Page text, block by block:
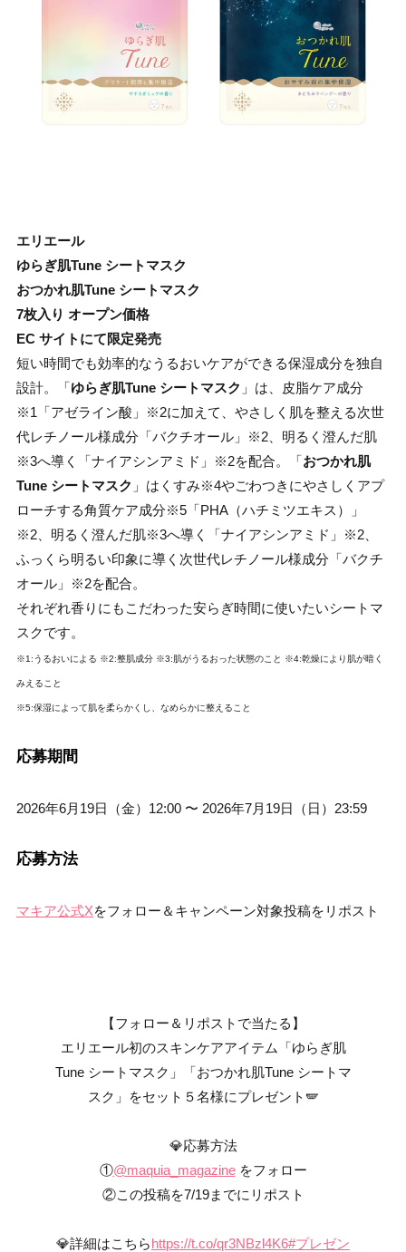
エリエール
ゆらぎ肌Tune シートマスク
おつかれ肌Tune シートマスク
7枚入り オープン価格
EC サイトにて限定発売
短い時間でも効率的なうるおいケアができる保湿成分を独自
設計。「ゆらぎ肌Tune シートマスク 」は、皮脂ケア成分
※1「アゼライン酸」※2に加えて、やさしく肌を整える次世
代レチノール様成分「バクチオール」※2、明るく澄んだ肌
※3へ導く「ナイアシンアミド」※2を配合。「おつかれ肌
Tune シートマスク 」はくすみ※4やごわつきにやさしくアプ
ローチする角質ケア成分※5「PHA（ハチミツエキス）」
※2、明るく澄んだ肌※3へ導く「ナイアシンアミド」※2、
ふっくら明るい印象に導く次世代レチノール様成分「バクチ
オール」※2を配合。
それぞれ香りにもこだわった安らぎ時間に使いたいシートマ
スクです。
※1:うるおいによる ※2:整肌成分 ※3:肌がうるおった状態のこと ※4:乾燥により肌が暗く
みえること
※5:保湿によって肌を柔らかくし、なめらかに整えること
応募期間
2026年6月19日（金）12:00 〜 2026年7月19日（日）23:59
応募方法
マキア公式Xをフォロー＆キャンペーン対象投稿をリポスト
【フォロー＆リポストで当たる】
エリエール初のスキンケアアイテム「ゆらぎ肌
Tune シートマスク」「おつかれ肌Tune シートマ
スク」をセット５名様にプレゼント🪽
💎応募方法
①@maquia_magazineをフォロー
②この投稿を7/19までにリポスト
💎詳細はこちらhttps://t.co/qr3NBzl4K6#プレゼン